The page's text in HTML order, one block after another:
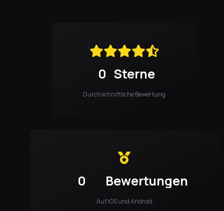
0 Sterne
Durchschnittliche Bewertung
0 Bewertungen
Auf iOS und Android